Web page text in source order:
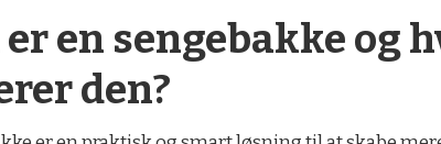
er en sengebakke og
den?